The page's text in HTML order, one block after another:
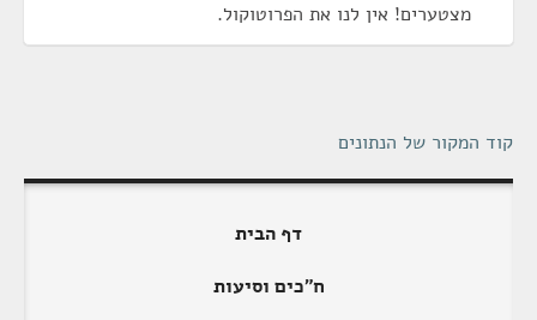
מצטערים! אין לנו את הפרוטוקול.
קוד המקור של הנתונים
דף הבית
ח"כים וסיעות